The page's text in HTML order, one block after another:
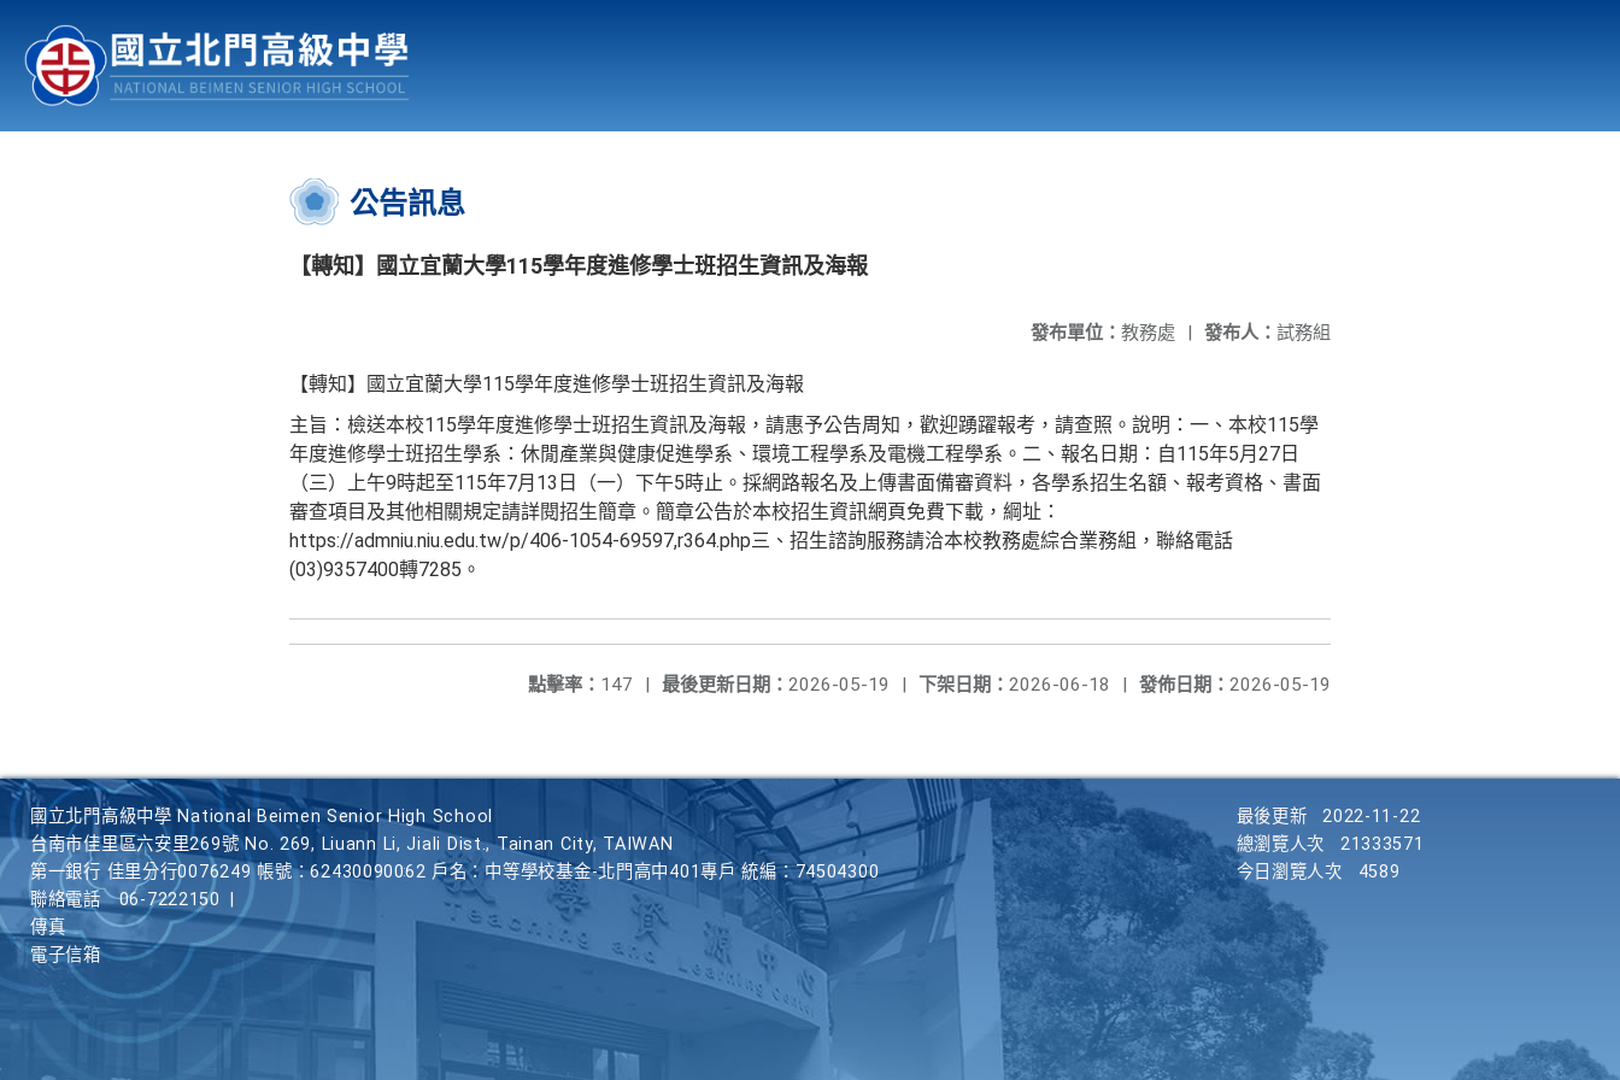
認識北中 行事曆
:::
公告訊息
【轉知】國立宜蘭大學115學年度進修學士班招生資訊及海報
發布人： 試務組
發布單位： 教務處 |
【轉知】國立宜蘭大學115學年度進修學士班招生資訊及海報
主旨：檢送本校115學年度進修學士班招生資訊及海報，請惠予公告周知，歡迎踴躍報考，請查照。說明：一、本校115學
年度進修學士班招生學系：休閒產業與健康促進學系、環境工程學系及電機工程學系。二、報名日期：自115年5月27日
（三）上午9時起至115年7月13日（一）下午5時止。採網路報名及上傳書面備審資料，各學系招生名額、報考資格、書面
審查項目及其他相關規定請詳閱招生簡章。簡章公告於本校招生資訊網頁免費下載，綱址：
https://admniu.niu.edu.tw/p/406-1054-69597,r364.php三、招生諮詢服務請洽本校教務處綜合業務組，聯絡電話
(03)9357400轉7285。
發佈日期： 2026-05-19
下架日期： 2026-06-18 |
最後更新日期： 2026-05-19 |
點擊率： 147 |
國立北門高級中學 National Beimen Senior High School
台南市佳里區六安里269號 No. 269, Liuann Li, Jiali Dist., Tainan City, TAIWAN
第一銀行 佳里分行0076249 帳號：62430090062 戶名：中等學校基金-北門高中401專戶 統編：74504300
聯絡電話
06-7222150
傳真
電子信箱
最後更新
2022-11-22
總瀏覽人次
21333571
今日瀏覽人次
4589